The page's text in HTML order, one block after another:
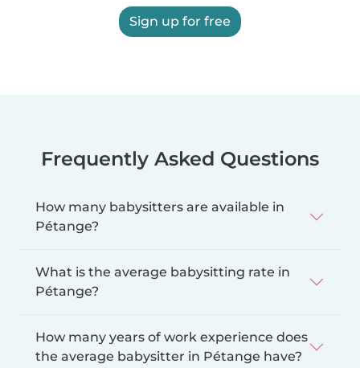
Sign up for free
Frequently Asked Questions
How many babysitters are available in
Pétange?
What is the average babysitting rate in
Pétange?
How many years of work experience does
the average babysitter in Pétange have?